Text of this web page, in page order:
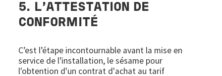
5. L’ATTESTATION DE
CONFORMITÉ
C’est l’étape incontournable avant la mise en
service de l’installation, le sésame pour
l'obtention d'un contrat d'achat au tarif